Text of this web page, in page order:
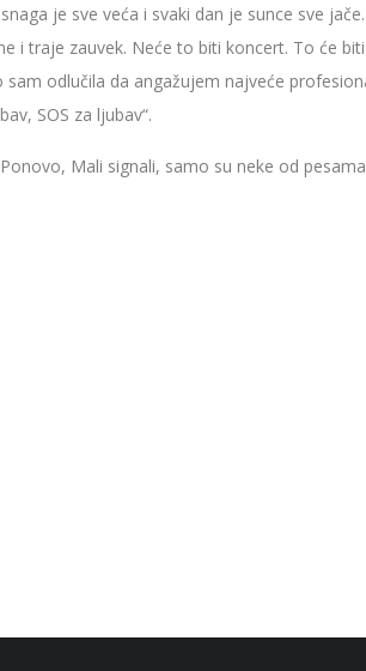
je sve veća i svaki dan je sunce sve
i traje zauvek. Neće to biti koncert. To će
odlučila da angažujem najveće
SOS za ljubav“.
Mali signali, samo su neke od